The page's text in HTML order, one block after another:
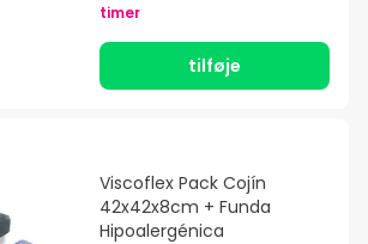
timer
tilføje
Viscoflex Pack Cojín
42x42x8cm + Funda
Hipoalergénica